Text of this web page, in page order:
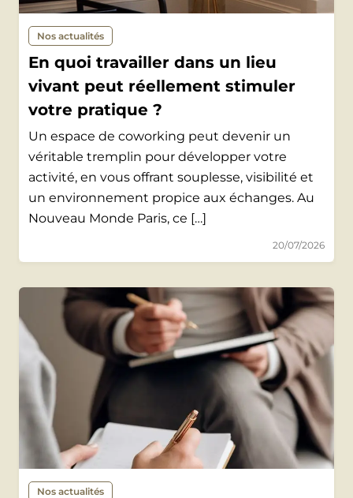
Nos actualités
En quoi travailler dans un lieu
vivant peut réellement stimuler
votre pratique ?
Un espace de coworking peut devenir un
véritable tremplin pour développer votre
activité, en vous offrant souplesse, visibilité et
un environnement propice aux échanges. Au
Nouveau Monde Paris, ce […]
20/07/2026
Nos actualités